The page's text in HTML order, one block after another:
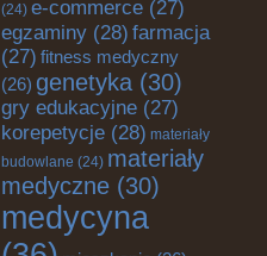
(24) e-commerce (27)
egzaminy (28) farmacja
(27) fitness medyczny
(26) genetyka (30)
gry edukacyjne (27)
korepetycje (28) materiały
budowlane (24) materiały
medyczne (30)
medycyna